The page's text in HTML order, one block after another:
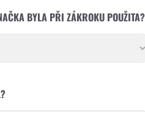
BYLA PŘI ZÁKROKU POUŽITA?